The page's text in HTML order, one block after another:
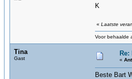
K
« Laatste
Voor behaalde
Tina
Gast «
Beste Bart